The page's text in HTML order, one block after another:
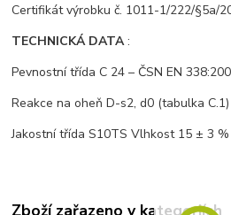
Certifikát výrobku č. 1011-1/222/§5a/
TECHNICKÁ DATA:
Pevnostní třída C 24 – ČSN EN
Reakce na oheň D-s2, d0 (tabulka C.1)
Jakostní třída S10TS Vlhkost 15 ± 3 %